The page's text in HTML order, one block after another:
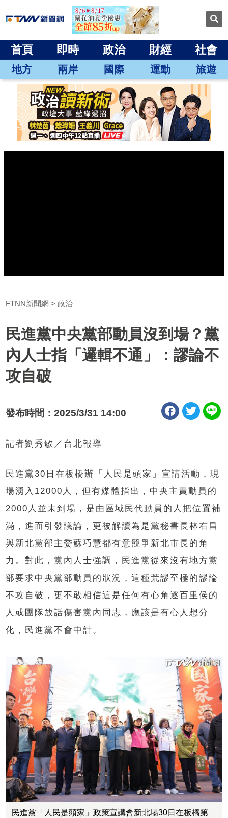
首頁 即時 政治 財經 社會
地方 兩岸 國際 運動 旅遊
FTNN新聞網 政治
民進黨中央黨部動員沒到場？黨
內人士指「邏輯不通」：謬論不
攻自破
發布時間：2025/3/31 14:00
記者劉秀敏／台北報導
民進黨30日在板橋辦「人民是頭家」宣講活動，現
場湧入12000人，但有媒體指出，中央主責動員的
2000人並未到場，是由區域民代動員的人把位置補
滿，進而引發議論，更被解讀為是黨秘書長林右昌
與新北黨部主委蘇巧慧都有意競爭新北市長的角
力。對此，黨內人士強調，民進黨從來沒有地方黨
部要求中央黨部動員的狀況，這種荒謬至極的謬論
不攻自破，更不敢相信這是任何有心角逐百里侯的
人或團隊放話傷害黨內同志，應該是有心人想分
化，民進黨不會中計。
民進黨「人民是頭家」政策宣講會新北場30日在板橋第